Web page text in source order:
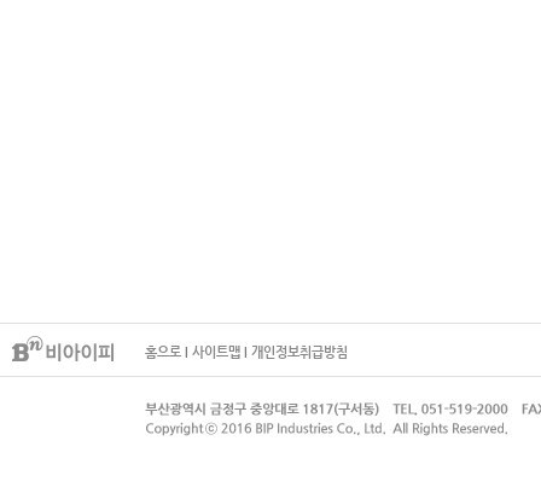
홈으로 I 사이트맵 I 개인정보취급방침